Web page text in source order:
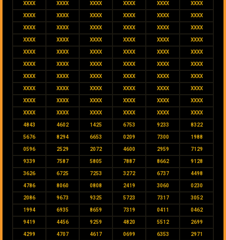
XXXX XXXX XXXX XXXX XXXX XXXX
XXXX XXXX XXXX XXXX XXXX XXXX
XXXX XXXX XXXX XXXX XXXX XXXX
XXXX XXXX XXXX XXXX XXXX XXXX
XXXX XXXX XXXX XXXX XXXX XXXX
XXXX XXXX XXXX XXXX XXXX XXXX
XXXX XXXX XXXX XXXX XXXX XXXX
XXXX XXXX XXXX XXXX XXXX XXXX
XXXX XXXX XXXX XXXX XXXX XXXX
XXXX XXXX XXXX XXXX XXXX XXXX
4843 4602 1425 6753 9233 8322
5676 8294 6653 0209 7300 1988
0596 2529 2072 4600 2959 7129
9339 7587 5805 7887 8662 9128
3626 6725 7253 3272 6737 4498
4786 8060 0808 2419 3060 0230
2086 9673 9325 5723 7317 3052
1994 6935 8659 7319 0411 0462
9419 4456 9259 4820 5512 2699
4299 4707 4617 0699 6353 2971